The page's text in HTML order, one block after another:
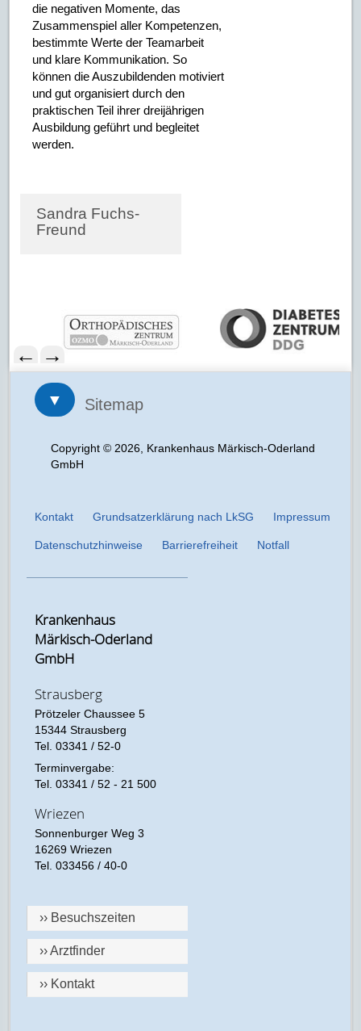
die negativen Momente, das
Zusammenspiel aller Kompetenzen,
bestimmte Werte der Teamarbeit
und klare Kommunikation. So
können die Auszubildenden motiviert
und gut organisiert durch den
praktischen Teil ihrer dreijährigen
Ausbildung geführt und begleitet
werden.
Sandra Fuchs-
Freund
→
←
▼ Sitemap
Copyright © 2026, Krankenhaus Märkisch-Oderland
GmbH
Kontakt Grundsatzerklärung nach LkSG Impressum
Datenschutzhinweise Barrierefreiheit Notfall
Krankenhaus
Märkisch-Oderland
GmbH
Strausberg
Prötzeler Chaussee 5
15344 Strausberg
Tel. 03341 / 52-0
Terminvergabe:
Tel. 03341 / 52 - 21 500
Wriezen
Sonnenburger Weg 3
16269 Wriezen
Tel. 033456 / 40-0
›› Besuchszeiten
›› Arztfinder
›› Kontakt